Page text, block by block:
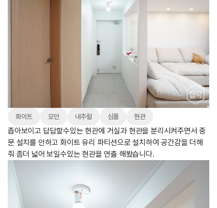
화이트 모던 내추럴 심플 현관
좁아보이고 답답할수있는 현관에 거실과 현관을 분리시켜주면서 중
문 설치를 안하고 화이트 유리 파티션으로 설치하여 공간감을 더해
줘 좀더 넓어 보일수있는 현관을 연출 해봤습니다.